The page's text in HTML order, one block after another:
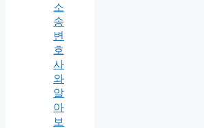
소
송
변
호
사
와
알
아
보